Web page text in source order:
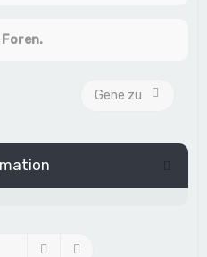
Foren.
Gehe zu
Suche